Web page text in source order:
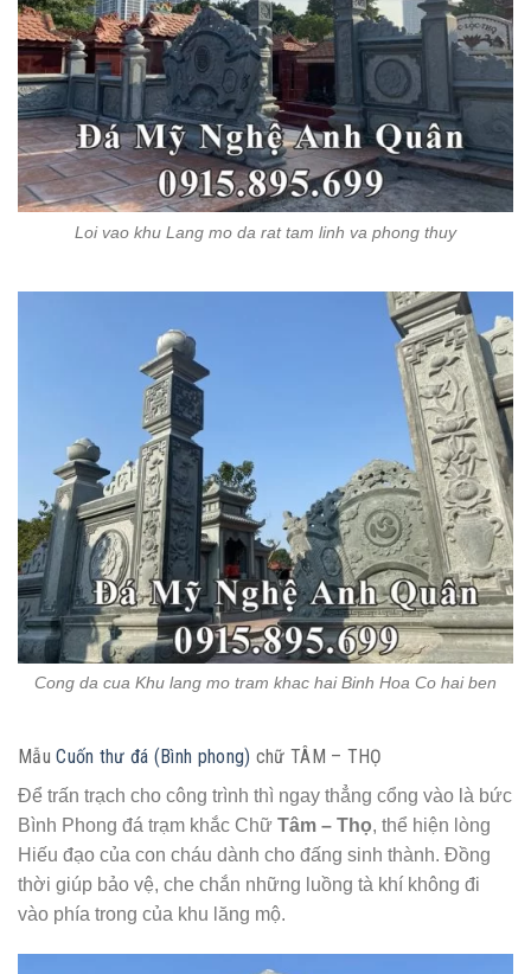
Loi vao khu Lang mo da rat tam linh va phong thuy
Cong da cua Khu lang mo tram khac hai Binh Hoa Co hai ben
MẫuCuốn thư đá (Bình phong) chữ TÂM – THỌ
Để trấn trạch cho công trình thì ngay thẳng cổng vào là bức
Bình Phong đá trạm khắc Chữ Tâm – Thọ, thể hiện lòng
Hiếu đạo của con cháu dành cho đấng sinh thành. Đồng
thời giúp bảo vệ, che chắn những luồng tà khí không đi
vào phía trong của khu lăng mộ.